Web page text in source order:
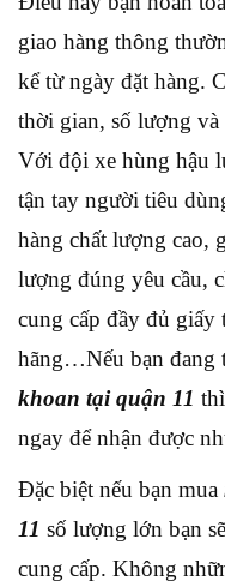
giao hàng thông
kể từ ngày đặt hàng.
thời gian, số lượng
Với đội xe hùng hậu
tận tay người tiêu
hàng chất lượng cao,
lượng đúng yêu cầu,
cung cấp đầy đủ giấy
hãng…Nếu bạn đang
khoan tại quận 11
ngay để nhận được
Đặc biệt nếu bạn mua
11 số lượng lớn bạn
cung cấp. Không